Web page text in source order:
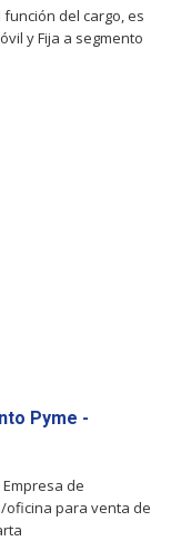
función del cargo, es
y Fija a segmento
Pyme -
Empresa de
oficina para venta de